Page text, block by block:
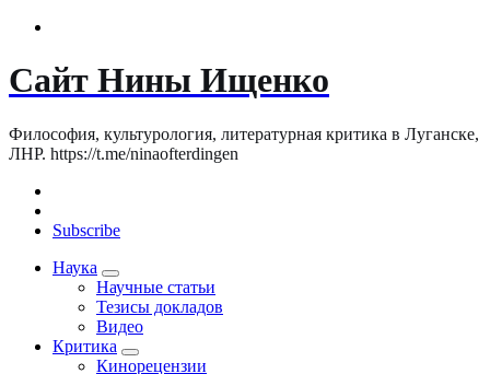
Сайт Нины Ищенко
Философия, культурология, литературная критика в Луганске,
ЛНР. https://t.me/ninaofterdingen
Subscribe
Наука
Научные статьи
Тезисы докладов
Видео
Критика
Кинорецензии